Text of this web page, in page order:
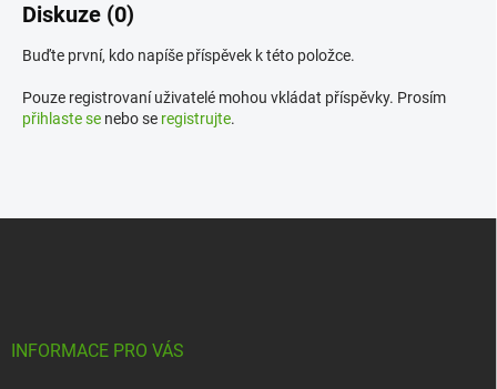
Diskuze (0)
Buďte první, kdo napíše příspěvek k této položce.
Pouze registrovaní uživatelé mohou vkládat příspěvky. Prosím
přihlaste se nebo se registrujte.
INFORMACE PRO VÁS